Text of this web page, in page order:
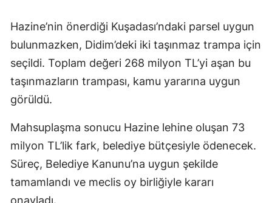
Hazine’nin önerdiği Kuşadası’ndaki parsel uygun
bulunmazken, Didim’deki iki taşınmaz trampa için
seçildi. Toplam değeri 268 milyon TL’yi aşan bu
taşınmazların trampası, kamu yararına uygun
görüldü.
Mahsuplaşma sonucu Hazine lehine oluşan 73
milyon TL’lik fark, belediye bütçesiyle ödenecek.
Süreç, Belediye Kanunu’na uygun şekilde
tamamlandı ve meclis oy birliğiyle kararı
onayladı.